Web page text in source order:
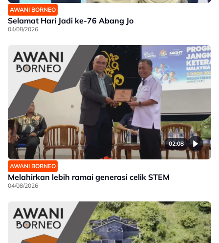
AWANI BORNEO
Selamat Hari Jadi ke-76 Abang Jo
04/08/2026
02:08
AWANI BORNEO
Melahirkan lebih ramai generasi celik STEM
04/08/2026